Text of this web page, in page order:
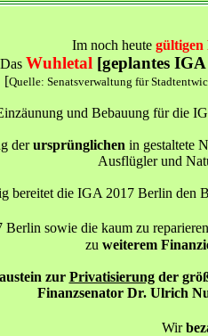
Im noch heute gültigen
Das Wuhletal [geplantes
[Quelle: Senatsverwaltung für
und Bebauung für die
derursprünglichen in gestaltete
Ausflügler und
bereitet die IGA 2017 Berlin den
sowie die kaum zu
zu weiterem
zur Privatisierungder
Finanzsenator Dr. Ulrich
Wir